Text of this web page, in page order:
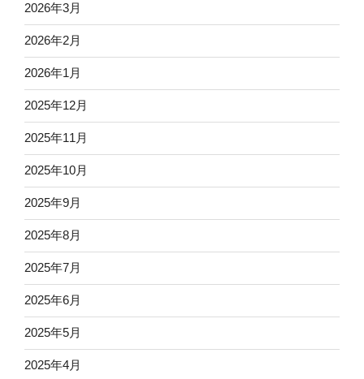
2026年3月
2026年2月
2026年1月
2025年12月
2025年11月
2025年10月
2025年9月
2025年8月
2025年7月
2025年6月
2025年5月
2025年4月